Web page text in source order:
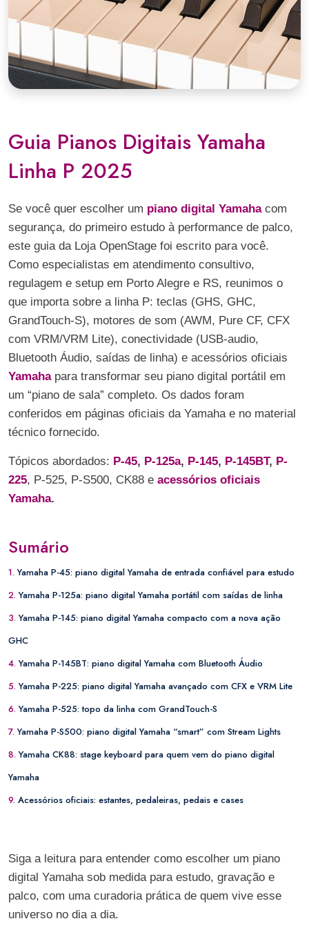
Guia Pianos Digitais Yamaha
Linha P 2025
Se você quer escolher um piano digital Yamahacom
segurança, do primeiro estudo à performance de palco,
este guia da Loja OpenStage foi escrito para você.
Como especialistas em atendimento consultivo,
regulagem e setup em Porto Alegre e RS, reunimos o
que importa sobre a linha P: teclas (GHS, GHC,
GrandTouch-S), motores de som (AWM, Pure CF, CFX
com VRM/VRM Lite), conectividade (USB-audio,
Bluetooth Áudio, saídas de linha) e acessórios oficiais
Yamahapara transformar seu piano digital portátil em
um “piano de sala” completo. Os dados foram
conferidos em páginas oficiais da Yamaha e no material
técnico fornecido.
Tópicos abordados: P-45, P-125a, P-145, P-145BT, P-
225, P-525, P-S500, CK88 e acessórios oficiais
Yamaha.
Sumário
1.Yamaha P-45: piano digital Yamaha de entrada confiável para estudo
2.Yamaha P-125a: piano digital Yamaha portátil com saídas de linha
3.Yamaha P-145: piano digital Yamaha compacto com a nova ação
GHC
4.Yamaha P-145BT: piano digital Yamaha com Bluetooth Áudio
5.Yamaha P-225: piano digital Yamaha avançado com CFX e VRM Lite
6.Yamaha P-525: topo da linha com GrandTouch-S
7.Yamaha P-S500: piano digital Yamaha “smart” com Stream Lights
8.Yamaha CK88: stage keyboard para quem vem do piano digital
Yamaha
9. Acessórios oficiais: estantes, pedaleiras, pedais e cases
Siga a leitura para entender como escolher um piano
digital Yamaha sob medida para estudo, gravação e
palco, com uma curadoria prática de quem vive esse
universo no dia a dia.